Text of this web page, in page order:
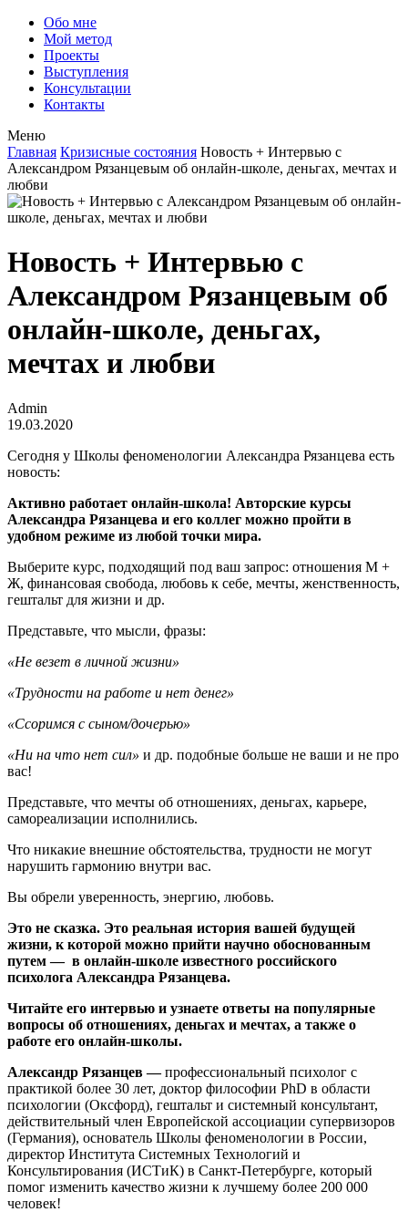
Обо мне
Мой метод
Проекты
Выступления
Консультации
Контакты
Меню
Главная Кризисные состояния Новость + Интервью с
Александром Рязанцевым об онлайн-школе, деньгах, мечтах и
любви
Новость + Интервью с
Александром Рязанцевым об
онлайн-школе, деньгах,
мечтах и любви
Admin
19.03.2020
Сегодня у Школы феноменологии Александра Рязанцева есть
новость:
Активно работает онлайн-школа! Авторские курсы
Александра Рязанцева и его коллег можно пройти в
удобном режиме из любой точки мира.
Выберите курс, подходящий под ваш запрос: отношения М +
Ж, финансовая свобода, любовь к себе, мечты, женственность,
гештальт для жизни и др.
Представьте, что мысли, фразы:
«Не везет в личной жизни»
«Трудности на работе и нет денег»
«Ссоримся с сыном/дочерью»
«Ни на что нет сил» и др. подобные больше не ваши и не про
вас!
Представьте, что мечты об отношениях, деньгах, карьере,
самореализации исполнились.
Что никакие внешние обстоятельства, трудности не могут
нарушить гармонию внутри вас.
Вы обрели уверенность, энергию, любовь.
Это не сказка. Это реальная история вашей будущей
жизни, к которой можно прийти научно обоснованным
путем — в онлайн-школе известного российского
психолога Александра Рязанцева.
Читайте его интервью и узнаете ответы на популярные
вопросы об отношениях, деньгах и мечтах, а также о
работе его онлайн-школы.
Александр Рязанцев —профессиональный психолог с
практикой более 30 лет, доктор философии PhD в области
психологии (Оксфорд), гештальт и системный консультант,
действительный член Европейской ассоциации супервизоров
(Германия), основатель Школы феноменологии в России,
директор Института Системных Технологий и
Консультирования (ИСТиК) в Санкт-Петербурге, который
помог изменить качество жизни к лучшему более 200 000
человек!